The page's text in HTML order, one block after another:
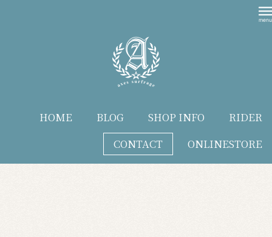
HOME BLOG SHOP INFO
RIDER
CONTACT
ONLINESTORE